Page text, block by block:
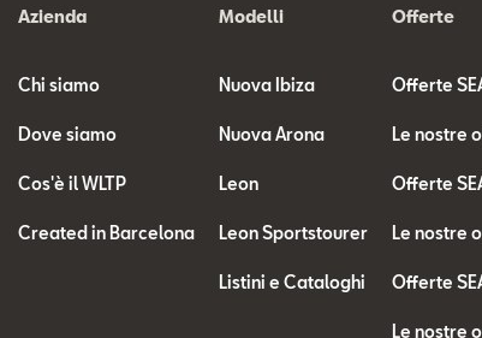
Azienda
Chi siamo
Dove siamo
Cos'è il WLTP
Created in Barcelona
Modelli
Nuova Ibiza
Nuova Arona
Leon
Leon Sportstourer
Listini e Cataloghi
Offerte
Offerte
Le nostre
Offerte
Le nostre
Offerte
Le nostre